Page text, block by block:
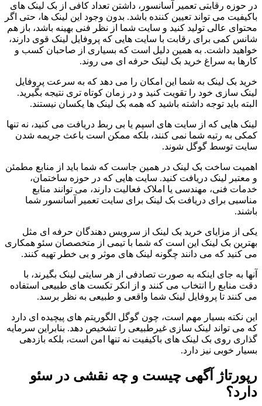
در حوزه رقابتی تعمیر آسانسور، داشتن تعداد کافی از بک لینک های
باکیفیت می تواند تعیین کننده باشد. بدون وجود این لینک ها، حتی اگر
محتوای عالی تولید کنید و سایت شما از نظر فنی بهینه باشد، باز هم
شانس کمی برای رقابت با سایت هایی که پروفایل لینک قوی دارند،
خواهید داشت. به همین دلیل است که بسیاری از صاحبان کسب و
کارها به سراغ خرید بک لینک حرفه ای می روند.
خرید بک لینک به شما این امکان را می دهد که به سرعت پروفایل
لینک سازی خود را تقویت کنید و در زمان کوتاه تری نتیجه بگیرید.
البته باید توجه داشته باشید که همه بک لینک ها یکسان نیستند.
لینک هایی که از سایت های اسپم یا بی ربط دریافت می کنید، نه تنها
کمکی به رتبه شما نمی کنند، بلکه ممکن است باعث جریمه شدن
سایت توسط گوگل شوند.
اهمیت ساخت بک لینک در همین جاست که شما باید از منابع مطمئن
و معتبر لینک دریافت کنید. سایت هایی که در حوزه ساختمان،
خدمات فنی، مهندسی یا املاک فعالیت دارند، می توانند منابع
مناسبی برای دریافت بک لینک برای سایت تعمیر آسانسور شما
باشند.
یکی از مزایای خرید بک لینک از سرویس دهندگان حرفه ای مثل
بهترین بک لینک این است که شما با تیمی از متخصصان سئو همکاری
می کنید که می دانند چگونه لینک های موثر و بی خطر تهیه کنند.
آنها به جای اینکه به صورت تصادفی از هر سایتی لینک بگیرند، با
دقت منابع را انتخاب می کنند و از انکر تکست های طبیعی استفاده
می کنند تا پروفایل لینک شما واقعی و طبیعی به نظر برسد.
این نکته بسیار مهم است، چون گوگل الگوریتم های پیچیده ای دارد
که می تواند لینک سازی غیرطبیعی را تشخیص دهد. بنابراین سرمایه
گذاری روی بک لینک های باکیفیت نه تنها امن است، بلکه بازدهی
بسیار خوبی نیز دارد.
رپورتاژ آگهی چیست و چه نقشی در سئو
دارد؟